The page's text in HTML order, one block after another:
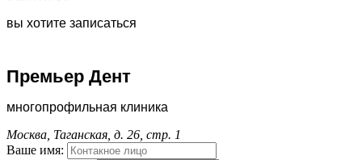
вы хотите записаться
Премьер Дент
многопрофильная клиника
Москва, Таганская, д. 26, стр. 1
Ваше имя: